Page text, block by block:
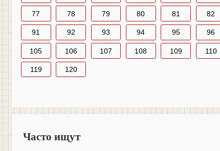
77 78 79 80 81 82
91 92 93 94 95 96
105 106 107 108 109 110
119 120
Часто ищут